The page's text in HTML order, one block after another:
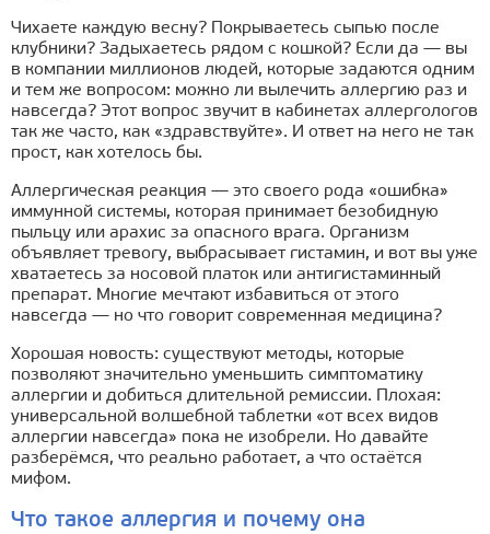
Чихаете каждую весну? Покрываетесь сыпью после
клубники? Задыхаетесь рядом с кошкой? Если да — вы
в компании миллионов людей, которые задаются одним
и тем же вопросом: можно ли вылечить аллергию раз и
навсегда? Этот вопрос звучит в кабинетах аллергологов
так же часто, как «здравствуйте». И ответ на него не так
прост, как хотелось бы.
Аллергическая реакция — это своего рода «ошибка»
иммунной системы, которая принимает безобидную
пыльцу или арахис за опасного врага. Организм
объявляет тревогу, выбрасывает гистамин, и вот вы уже
хватаетесь за носовой платок или антигистаминный
препарат. Многие мечтают избавиться от этого
навсегда — но что говорит современная медицина?
Хорошая новость: существуют методы, которые
позволяют значительно уменьшить симптоматику
аллергии и добиться длительной ремиссии. Плохая:
универсальной волшебной таблетки «от всех видов
аллергии навсегда» пока не изобрели. Но давайте
разберёмся, что реально работает, а что остаётся
мифом.
Что такое аллергия и почему она